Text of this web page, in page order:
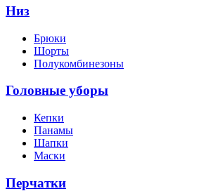
Низ
Брюки
Шорты
Полукомбинезоны
Головные уборы
Кепки
Панамы
Шапки
Маски
Перчатки